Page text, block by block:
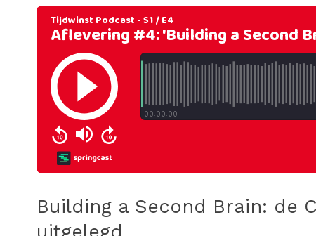
Building a Second Brain: de